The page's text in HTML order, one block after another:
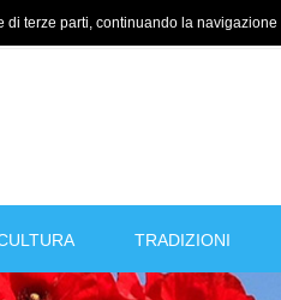
terze parti, continuando la
TRADIZIONI